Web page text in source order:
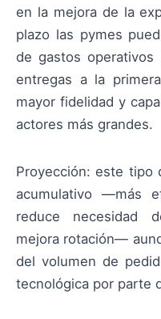
en la mejora de la
plazo las pymes
de gastos
entregas a la
mayor fidelidad y
actores más grandes.
Proyección: este tipo
acumulativo —más
reduce necesidad
mejora rotación—
del volumen de
tecnológica por parte